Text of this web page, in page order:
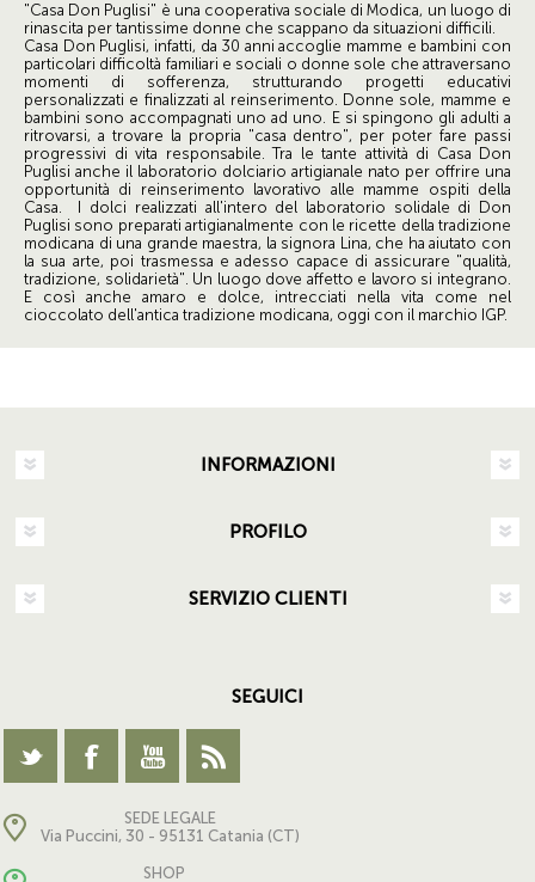
"Casa Don Puglisi" è una cooperativa sociale di Modica, un luogo di
rinascita per tantissime donne che scappano da situazioni difficili.
Casa Don Puglisi, infatti, da 30 anni accoglie mamme e bambini con
particolari difficoltà familiari e sociali o donne sole che attraversano
momenti di sofferenza, strutturando progetti educativi
personalizzati e finalizzati al reinserimento. Donne sole, mamme e
bambini sono accompagnati uno ad uno. E si spingono gli adulti a
ritrovarsi, a trovare la propria "casa dentro", per poter fare passi
progressivi di vita responsabile. Tra le tante attività di Casa Don
Puglisi anche il laboratorio dolciario artigianale nato per offrire una
opportunità di reinserimento lavorativo alle mamme ospiti della
Casa. I dolci realizzati all'intero del laboratorio solidale di Don
Puglisi sono preparati artigianalmente con le ricette della tradizione
modicana di una grande maestra, la signora Lina, che ha aiutato con
la sua arte, poi trasmessa e adesso capace di assicurare "qualità,
tradizione, solidarietà". Un luogo dove affetto e lavoro si integrano.
E così anche amaro e dolce, intrecciati nella vita come nel
cioccolato dell'antica tradizione modicana, oggi con il marchio IGP.
INFORMAZIONI
PROFILO
SERVIZIO CLIENTI
SEGUICI
SEDE LEGALE
Via Puccini, 30 - 95131 Catania (CT)
SHOP